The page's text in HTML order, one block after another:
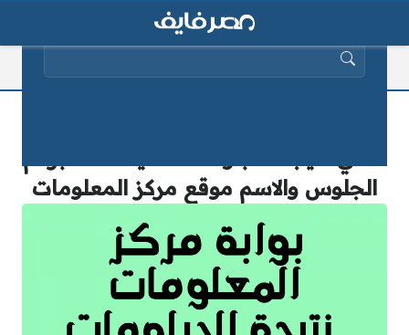
الجلوس والاسم موقع مركز المعلومات
البحث عن: